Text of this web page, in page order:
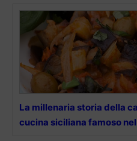
La millenaria storia della
cucina siciliana famoso